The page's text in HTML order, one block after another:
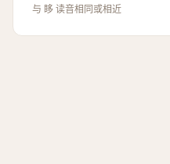
与 眵 读音相同或相近